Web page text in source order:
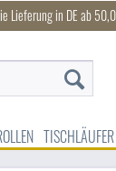
Lieferung in DE ab
TISCHLÄUFER